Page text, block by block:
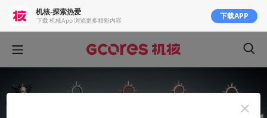
机核-探索热爱
下载 机核App 浏览更多精彩内容 下载APP